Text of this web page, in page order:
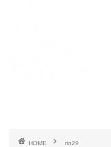
HOME rio29